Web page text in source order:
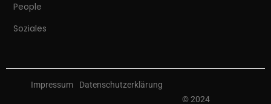
People
Soziales
© 2024
Impressum Datenschutzerklärung